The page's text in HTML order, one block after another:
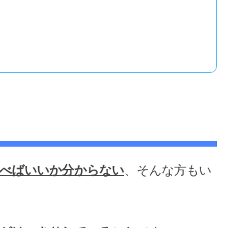
ばいいか分からない、そんな方もい